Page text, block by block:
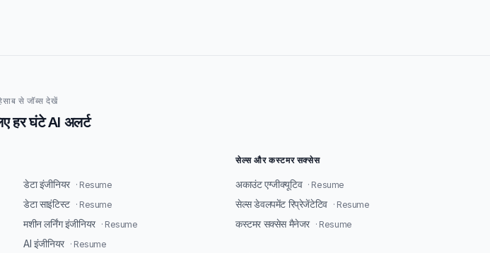
से जॉब्स देखें
हर घंटे AI अलर्ट
डेटा इंजीनियर · Resume
डेटा साइंटिस्ट · Resume
मशीन लर्निंग इंजीनियर · Resume
AI इंजीनियर · Resume
सेल्स और कस्टमर सक्सेस
अकाउंट एग्जीक्यूटिव · Resume
सेल्स डेवलपमेंट रिप्रेजेंटेटिव · Resume
कस्टमर सक्सेस मैनेजर · Resume